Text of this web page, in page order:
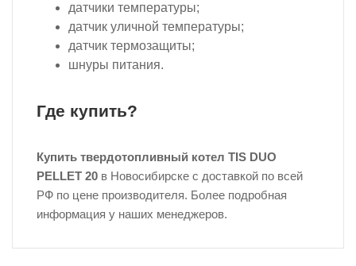
датчики температуры;
датчик уличной температуры;
датчик термозащиты;
шнуры питания.
Где купить?
Купить твердотопливный котел TIS DUO
PELLET 20 в Новосибирске с доставкой по всей
РФ по цене производителя. Более подробная
информация у наших менеджеров.